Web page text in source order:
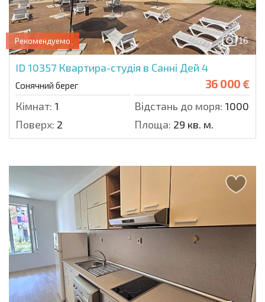
16
Рекомендуемо
ID 10357 Квартира-студія в Санні Дей 4
Сонячний берег 36 000 €
Кімнат: 1 Відстань до моря: 1000 м.
Поверх: 2 Площа: 29 кв. м.